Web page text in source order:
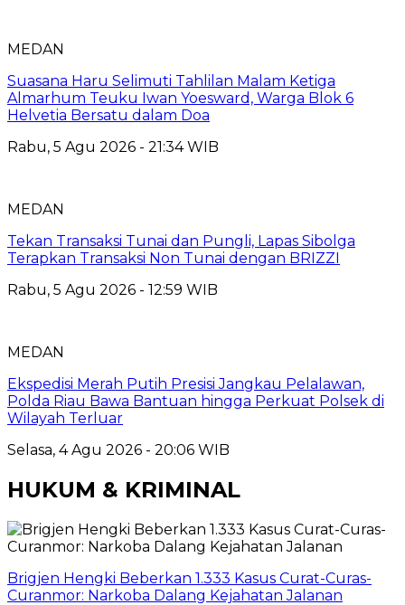
MEDAN
Suasana Haru Selimuti Tahlilan Malam Ketiga
Almarhum Teuku Iwan Yoesward, Warga Blok 6
Helvetia Bersatu dalam Doa
Rabu, 5 Agu 2026 - 21:34 WIB
MEDAN
Tekan Transaksi Tunai dan Pungli, Lapas Sibolga
Terapkan Transaksi Non Tunai dengan BRIZZI
Rabu, 5 Agu 2026 - 12:59 WIB
MEDAN
Ekspedisi Merah Putih Presisi Jangkau Pelalawan,
Polda Riau Bawa Bantuan hingga Perkuat Polsek di
Wilayah Terluar
Selasa, 4 Agu 2026 - 20:06 WIB
HUKUM & KRIMINAL
Brigjen Hengki Beberkan 1.333 Kasus Curat-Curas-
Curanmor: Narkoba Dalang Kejahatan Jalanan